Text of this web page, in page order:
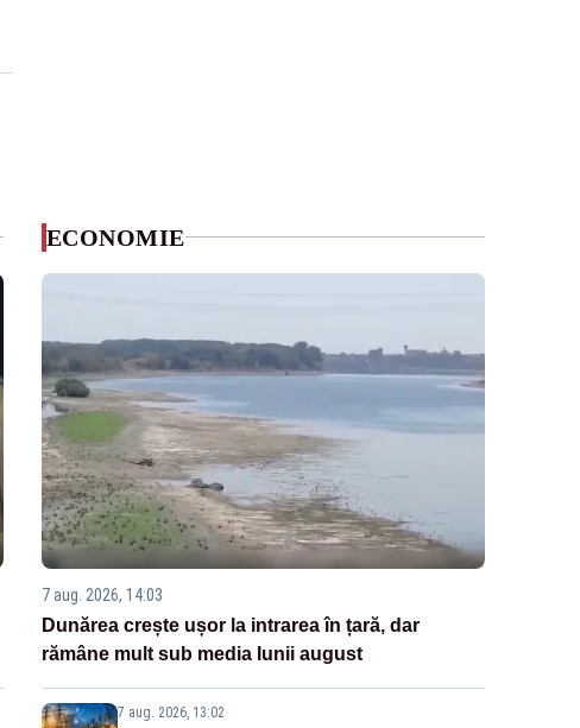
ECONOMIE
7 aug. 2026, 14:03
Dunărea crește ușor la intrarea în țară, dar
rămâne mult sub media lunii august
7 aug. 2026, 13:02